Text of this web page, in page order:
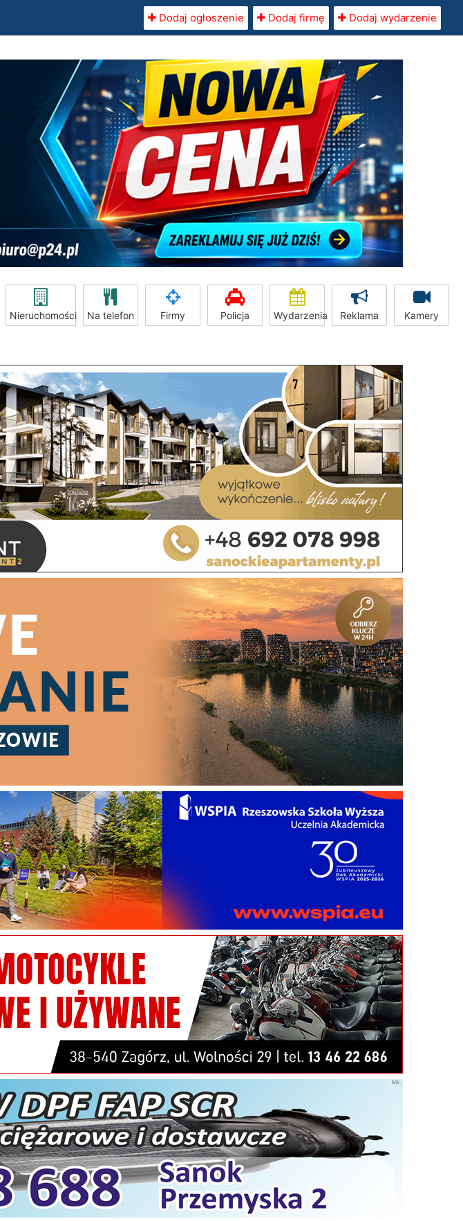
Dodaj ogłoszenie Dodaj firmę Dodaj wydarzenie
Nieruchomości Na telefon Firmy Policja Wydarzenia Reklama Kamery